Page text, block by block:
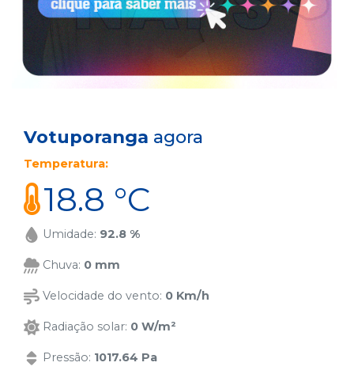
Votuporanga agora
Temperatura:
18.8 °C
Umidade: 92.8 %
Chuva: 0 mm
Velocidade do vento: 0 Km/h
Radiação solar: 0 W/m²
Pressão: 1017.64 Pa